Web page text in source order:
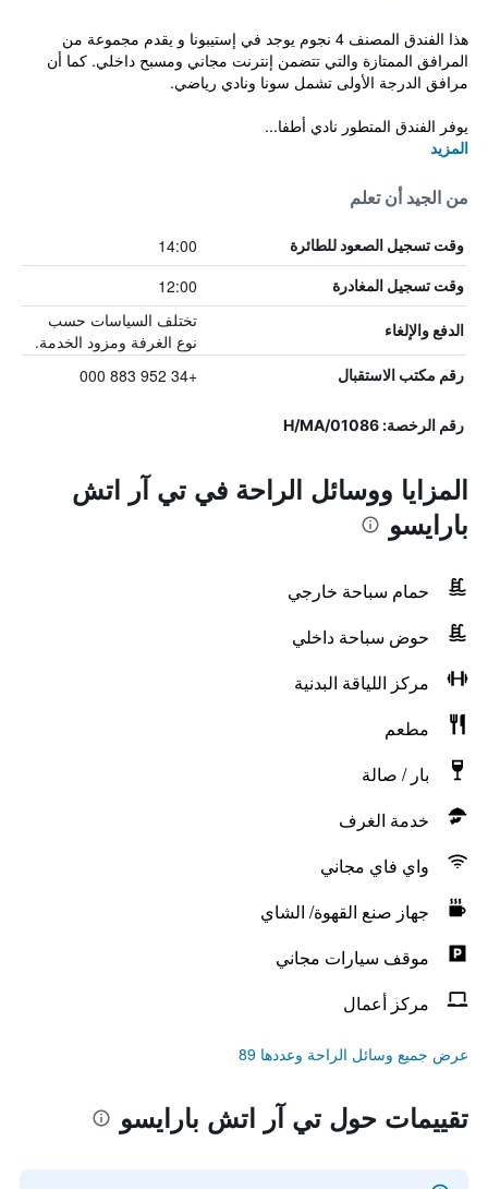
هذا الفندق المصنف 4 نجوم يوجد في إستيبونا و يقدم مجموعة من
المرافق الممتازة والتي تتضمن إنترنت مجاني ومسبح داخلي. كما أن
مرافق الدرجة الأولى تشمل سونا ونادي رياضي.
يوفر الفندق المتطور نادي أطفا...
المزيد
من الجيد أن تعلم
وقت تسجيل الصعود للطائرة 14:00
وقت تسجيل المغادرة 12:00
الدفع والإلغاء
تختلف السياسات حسب
نوع الغرفة ومزود الخدمة.
رقم مكتب الاستقبال +34 952 883 000
رقم الرخصة: H/MA/01086
المزايا ووسائل الراحة في تي آر اتش
بارايسو
حمام سباحة خارجي
حوض سباحة داخلي
مركز اللياقة البدنية
مطعم
بار / صالة
خدمة الغرف
واي فاي مجاني
جهاز صنع القهوة/ الشاي
موقف سيارات مجاني
مركز أعمال
عرض جميع وسائل الراحة وعددها 89
تقييمات حول تي آر اتش بارايسو